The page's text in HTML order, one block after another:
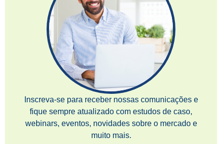
Inscreva-se para receber nossas comunicações e
fique sempre atualizado com estudos de caso,
webinars, eventos, novidades sobre o mercado e
muito mais.